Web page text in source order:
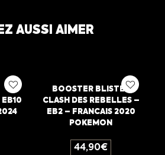
AUSSI AIMER
BOOSTER BLISTER
CLASH DES REBELLES –
EB2 – FRANCAIS 2020
POKEMON
44,90€